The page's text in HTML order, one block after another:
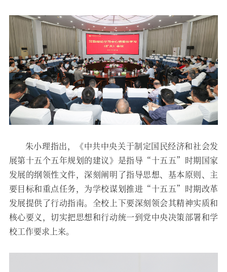
朱小理指出，《中共中央关于制定国民经济和社会发
展第十五个五年规划的建议》是指导“十五五”时期国家
发展的纲领性文件，深刻阐明了指导思想、基本原则、主
要目标和重点任务，为学校谋划推进“十五五”时期改革
发展提供了行动指南。全校上下要深刻领会其精神实质和
核心要义，切实把思想和行动统一到党中央决策部署和学
校工作要求上来。